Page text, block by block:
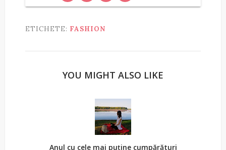
ETICHETE: FASHION
YOU MIGHT ALSO LIKE
Anul cu cele mai puține cumpărături